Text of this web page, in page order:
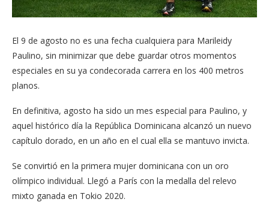
El 9 de agosto no es una fecha cualquiera para Marileidy
Paulino, sin minimizar que debe guardar otros momentos
especiales en su ya condecorada carrera en los 400 metros
planos.
En definitiva, agosto ha sido un mes especial para Paulino, y
aquel histórico día la República Dominicana alcanzó un nuevo
capítulo dorado, en un año en el cual ella se mantuvo invicta.
Se convirtió en la primera mujer dominicana con un oro
olímpico individual. Llegó a París con la medalla del relevo
mixto ganada en Tokio 2020.